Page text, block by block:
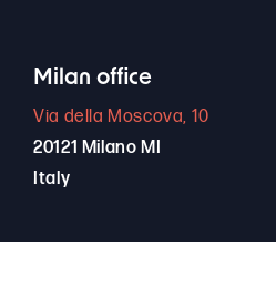
Milan office
Via della Moscova, 10
20121 Milano MI
Italy